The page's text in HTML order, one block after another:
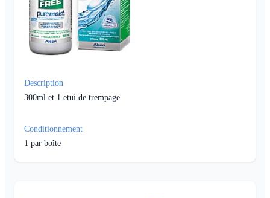
Description
300ml et 1 etui de trempage
Conditionnement
1 par boîte